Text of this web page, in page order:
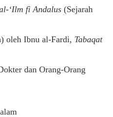
‘Ilm fi Andalus (Sejarah
oleh Ibnu al-Fardi, Tabaqat
dan Orang-Orang